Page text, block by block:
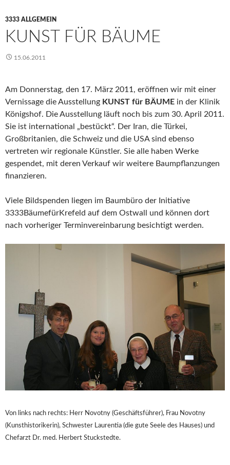
3333 ALLGEMEIN
KUNST FÜR BÄUME
15.06.2011
Am Donnerstag, den 17. März 2011, eröffnen wir mit einer
Vernissage die Ausstellung KUNST für BÄUME in der Klinik
Königshof. Die Ausstellung läuft noch bis zum 30. April 2011.
Sie ist international „bestückt“. Der Iran, die Türkei,
Großbritanien, die Schweiz und die USA sind ebenso
vertreten wir regionale Künstler. Sie alle haben Werke
gespendet, mit deren Verkauf wir weitere Baumpflanzungen
finanzieren.
Viele Bildspenden liegen im Baumbüro der Initiative
3333BäumefürKrefeld auf dem Ostwall und können dort
nach vorheriger Terminvereinbarung besichtigt werden.
Von links nach rechts: Herr Novotny (Geschäftsführer), Frau Novotny
(Kunsthistorikerin), Schwester Laurentia (die gute Seele des Hauses) und
Chefarzt Dr. med. Herbert Stuckstedte.